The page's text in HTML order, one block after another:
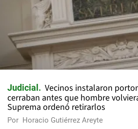
Judicial
Vecinos instalaron
cerraban antes que hombre
Suprema ordenó retirarlos
Por Horacio Gutiérrez Areyte